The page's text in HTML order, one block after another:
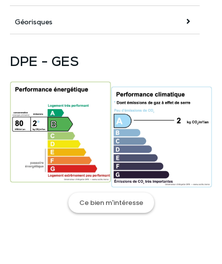
Géorisques
DPE - GES
Ce bien m'intéresse